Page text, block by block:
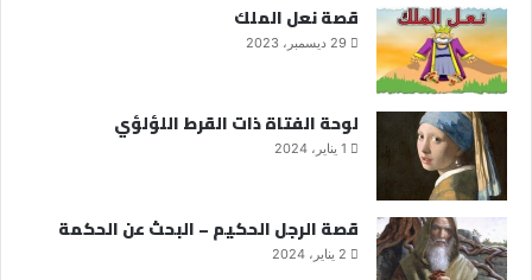
قصة نعل الملك
29 ديسمبر، 2023
لوحة الفتاة ذات القرط اللؤلؤي
1 يناير، 2024
قصة الرجل الحكيم – البحث عن الحكمة
2 يناير، 2024